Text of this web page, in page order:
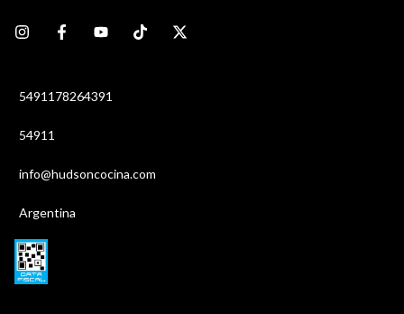
5491178264391
54911
info@hudsoncocina.com
Argentina